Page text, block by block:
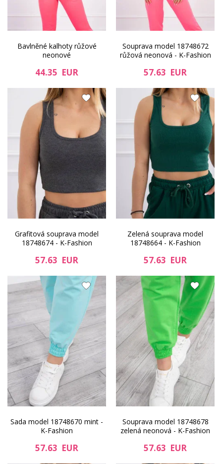
Bavlněné kalhoty růžové
neonové
44.35 EUR
Souprava model 18748672
růžová neonová - K-Fashion
57.63 EUR
Grafitová souprava model
18748674 - K-Fashion
57.63 EUR
Zelená souprava model
18748664 - K-Fashion
57.63 EUR
Sada model 18748670 mint -
K-Fashion
57.63 EUR
Souprava model 18748678
zelená neonová - K-Fashion
57.63 EUR